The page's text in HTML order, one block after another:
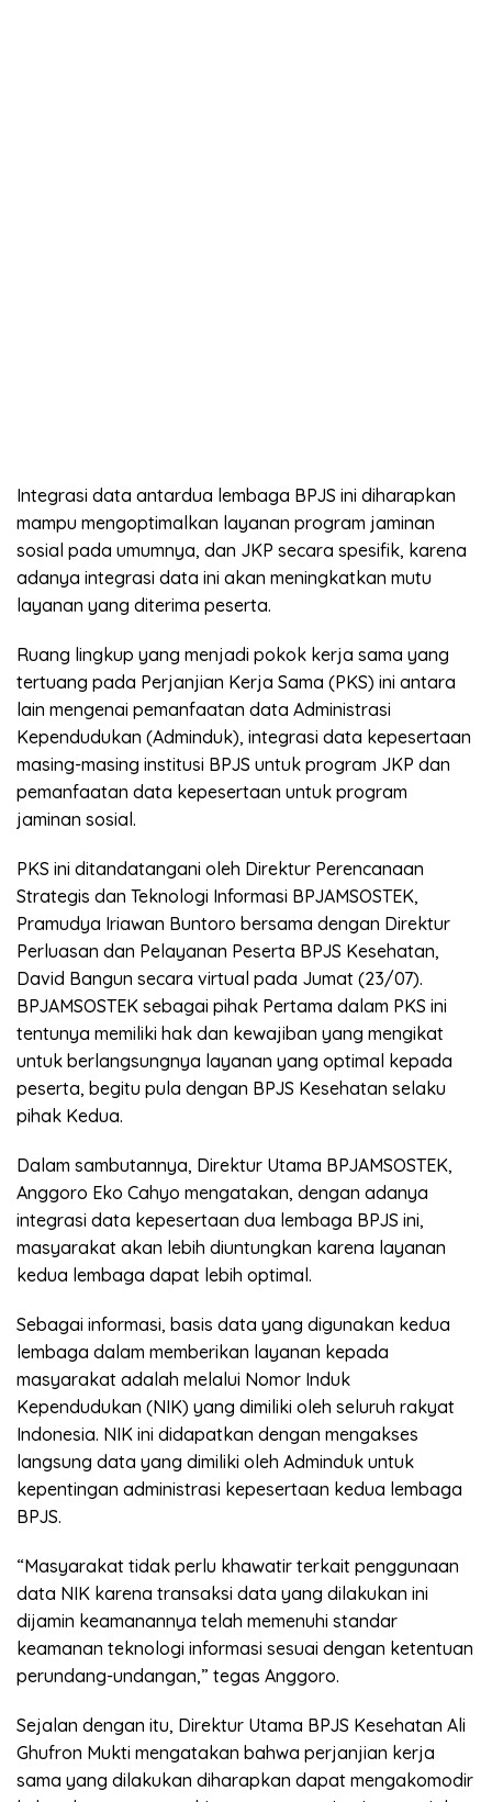
Integrasi data antardua lembaga BPJS ini diharapkan
mampu mengoptimalkan layanan program jaminan
sosial pada umumnya, dan JKP secara spesifik, karena
adanya integrasi data ini akan meningkatkan mutu
layanan yang diterima peserta.
Ruang lingkup yang menjadi pokok kerja sama yang
tertuang pada Perjanjian Kerja Sama (PKS) ini antara
lain mengenai pemanfaatan data Administrasi
Kependudukan (Adminduk), integrasi data kepesertaan
masing-masing institusi BPJS untuk program JKP dan
pemanfaatan data kepesertaan untuk program
jaminan sosial.
PKS ini ditandatangani oleh Direktur Perencanaan
Strategis dan Teknologi Informasi BPJAMSOSTEK,
Pramudya Iriawan Buntoro bersama dengan Direktur
Perluasan dan Pelayanan Peserta BPJS Kesehatan,
David Bangun secara virtual pada Jumat (23/07).
BPJAMSOSTEK sebagai pihak Pertama dalam PKS ini
tentunya memiliki hak dan kewajiban yang mengikat
untuk berlangsungnya layanan yang optimal kepada
peserta, begitu pula dengan BPJS Kesehatan selaku
pihak Kedua.
Dalam sambutannya, Direktur Utama BPJAMSOSTEK,
Anggoro Eko Cahyo mengatakan, dengan adanya
integrasi data kepesertaan dua lembaga BPJS ini,
masyarakat akan lebih diuntungkan karena layanan
kedua lembaga dapat lebih optimal.
Sebagai informasi, basis data yang digunakan kedua
lembaga dalam memberikan layanan kepada
masyarakat adalah melalui Nomor Induk
Kependudukan (NIK) yang dimiliki oleh seluruh rakyat
Indonesia. NIK ini didapatkan dengan mengakses
langsung data yang dimiliki oleh Adminduk untuk
kepentingan administrasi kepesertaan kedua lembaga
BPJS.
“Masyarakat tidak perlu khawatir terkait penggunaan
data NIK karena transaksi data yang dilakukan ini
dijamin keamanannya telah memenuhi standar
keamanan teknologi informasi sesuai dengan ketentuan
perundang-undangan,” tegas Anggoro.
Sejalan dengan itu, Direktur Utama BPJS Kesehatan Ali
Ghufron Mukti mengatakan bahwa perjanjian kerja
sama yang dilakukan diharapkan dapat mengakomodir